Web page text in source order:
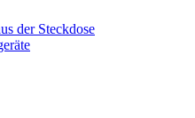
der Steckdose